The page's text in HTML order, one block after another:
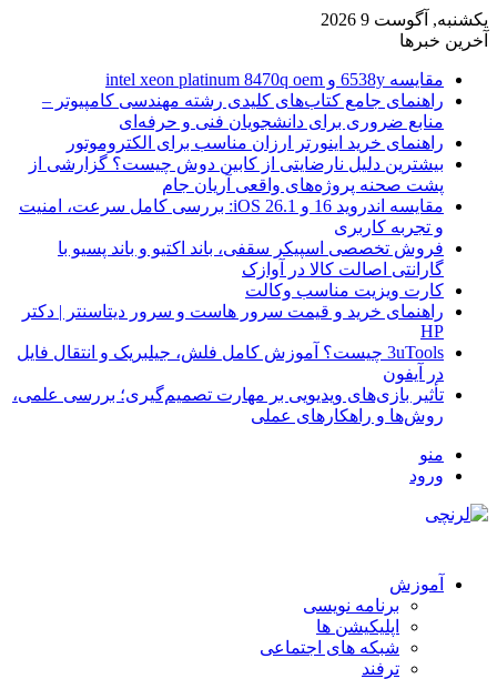
یکشنبه, آگوست 9 2026
آخرین خبرها
مقایسه 6538y و intel xeon platinum 8470q oem
راهنمای جامع کتاب‌های کلیدی رشته مهندسی کامپیوتر –
منابع ضروری برای دانشجویان فنی و حرفه‌ای
راهنمای خرید اینورتر ارزان مناسب برای الکتروموتور
بیشترین دلیل نارضایتی از کابین دوش چیست؟ گزارشی از
پشت صحنه پروژه‌های واقعی آریان جام
مقایسه اندروید 16 و iOS 26.1: بررسی کامل سرعت، امنیت
و تجربه کاربری
فروش تخصصی اسپیکر سقفی، باند اکتیو و باند پسیو با
گارانتی اصالت کالا در آوازک
کارت ویزیت مناسب وکالت
راهنمای خرید و قیمت سرور هاست و سرور دیتاسنتر | دکتر
HP
3uTools چیست؟ آموزش کامل فلش، جیلبریک و انتقال فایل
در آیفون
تأثیر بازی‌های ویدیویی بر مهارت تصمیم‌گیری؛ بررسی علمی،
روش‌ها و راهکارهای عملی
منو
ورود
آموزش
برنامه نویسی
اپلیکیشن ها
شبکه های اجتماعی
ترفند